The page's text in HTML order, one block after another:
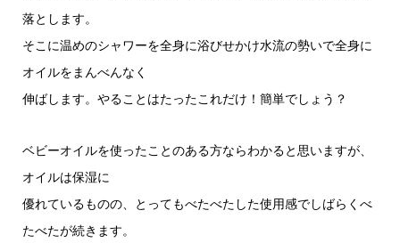
落とします。
そこに温めのシャワーを全身に浴びせかけ水流の勢いで全身に
オイルをまんべんなく
伸ばします。やることはたったこれだけ！簡単でしょう？
ベビーオイルを使ったことのある方ならわかると思いますが、
オイルは保湿に
優れているものの、とってもべたべたした使用感でしばらくべ
たべたが続きます。